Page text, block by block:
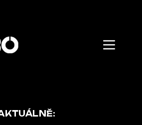
Zobrazit/
menu